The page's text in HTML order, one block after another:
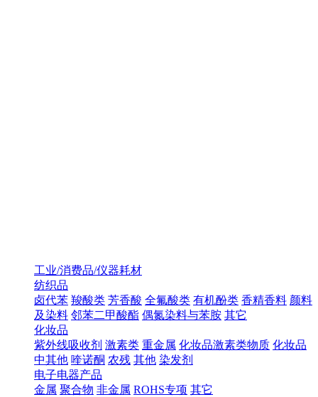
工业/消费品/仪器耗材
纺织品
卤代苯 羧酸类 芳香酸 全氟酸类 有机酚类 香精香料 颜料
及染料 邻苯二甲酸酯 偶氮染料与苯胺 其它
化妆品
紫外线吸收剂 激素类 重金属 化妆品激素类物质 化妆品
中其他 喹诺酮 农残 其他 染发剂
电子电器产品
金属 聚合物 非金属 ROHS专项 其它